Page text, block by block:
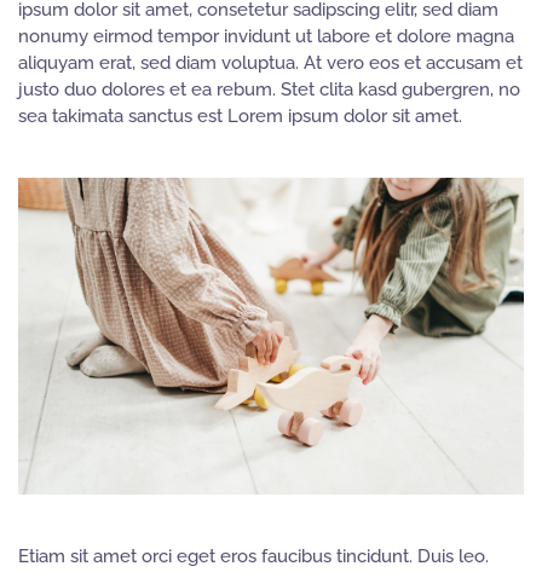
ipsum dolor sit amet, consetetur sadipscing elitr, sed diam
nonumy eirmod tempor invidunt ut labore et dolore magna
aliquyam erat, sed diam voluptua. At vero eos et accusam et
justo duo dolores et ea rebum. Stet clita kasd gubergren, no
sea takimata sanctus est Lorem ipsum dolor sit amet.
Etiam sit amet orci eget eros faucibus tincidunt. Duis leo.